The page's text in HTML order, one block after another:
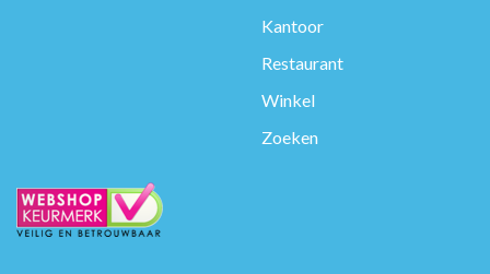
Kantoor
Restaurant
Winkel
Zoeken